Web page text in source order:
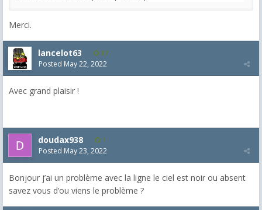
Merci.
lancelot63 87
Posted May 22, 2022
Avec grand plaisir !
doudax938 1
Posted May 23, 2022
Bonjour j’ai un problème avec la ligne le ciel est noir ou absent
savez vous d’ou viens le problème ?